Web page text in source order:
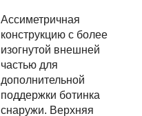
Ассиметричная
конструкцию с более
изогнутой внешней
частью для
дополнительной
поддержки ботинка
снаружи. Верхняя